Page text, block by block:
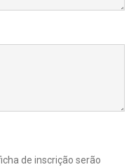
de inscrição serão